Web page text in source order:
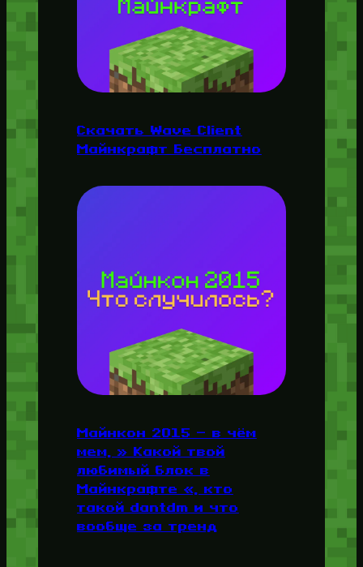
Скачать Wave Client
Майнкрафт Бесплатно
Майнкон 2015 — в чём
мем, » Какой твой
любимый блок в
Майнкрафте «, кто
такой dantdm и что
вообще за тренд